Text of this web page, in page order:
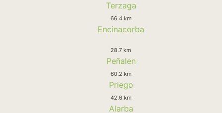
Terzaga
66.4 km
Encinacorba
28.7 km
Peñalen
60.2 km
Priego
42.6 km
Alarba